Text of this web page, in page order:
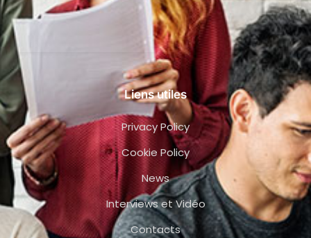
Liens utiles
Privacy Policy
Cookie Policy
News
Interviews et Vidéo
Contacts